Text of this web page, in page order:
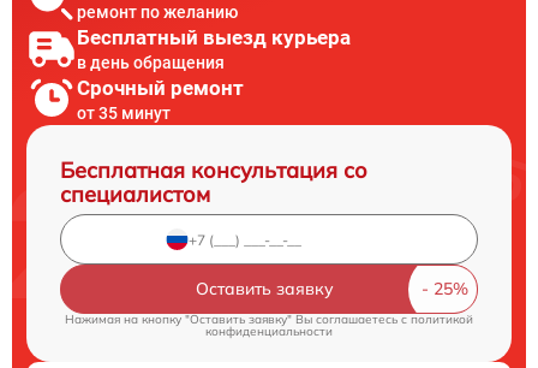
ремонт по желанию
Бесплатный выезд курьера
в день обращения
Срочный ремонт
от 35 минут
Бесплатная консультация со
специалистом
Оставить заявку
Нажимая на кнопку "Оставить заявку" Вы соглашаетесь cполитикой
конфиденциальности